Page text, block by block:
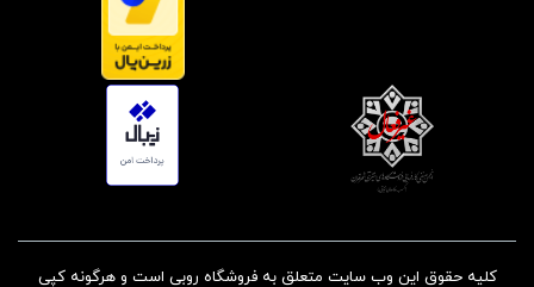
کلیه حقوق این وب سایت متعلق به فروشگاه روبی است و هرگونه کپی